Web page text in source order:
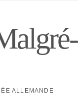
ALLEMANDE